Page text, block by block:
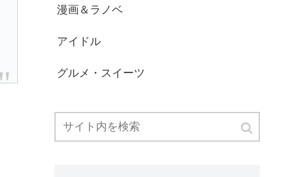
漫画＆ラノベ
アイドル
グルメ・スイーツ